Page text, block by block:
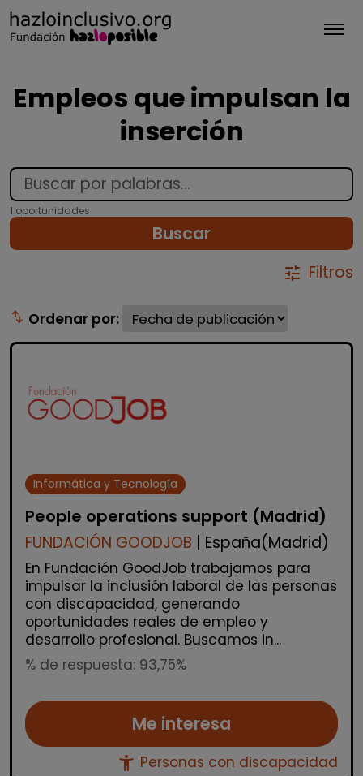
Empleos que impulsan la
inserción
1 oportunidades
Buscar
tune Filtros
swap_vert Ordenar por:
Informática y Tecnología
People operations support (Madrid)
FUNDACIÓN GOODJOB | España(Madrid)
En Fundación GoodJob trabajamos para
impulsar la inclusión laboral de las personas
con discapacidad, generando
oportunidades reales de empleo y
desarrollo profesional. Buscamos in...
% de respuesta: 93,75%
Me interesa
accessibility_new Personas con discapacidad